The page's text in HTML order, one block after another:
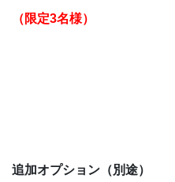
（限定3名様）
追加オプション（別途）